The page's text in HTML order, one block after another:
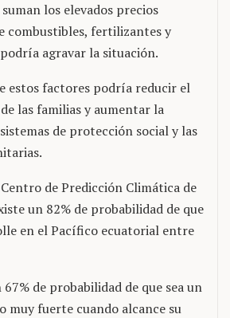
los elevados precios
combustibles, fertilizantes y
agravar la situación.
estos factores podría reducir el
las familias y aumentar la
de protección social y las
de Predicción Climática de
un 82% de probabilidad de que
en el Pacífico ecuatorial entre
de probabilidad de que sea un
muy fuerte cuando alcance su